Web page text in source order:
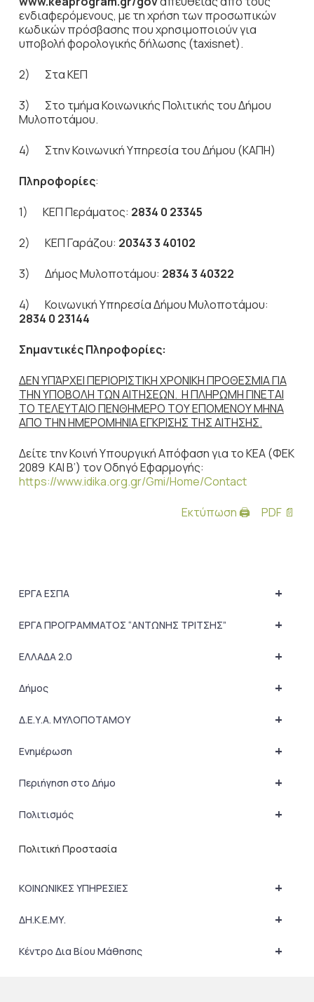
ενδιαφερόμενους, με τη χρήση των προσωπικών
κωδικών πρόσβασης που χρησιμοποιούν για
υποβολή φορολογικής δήλωσης (taxisnet).
2) Στα ΚΕΠ
3) Στο τμήμα Κοινωνικής Πολιτικής του Δήμου
Μυλοποτάμου.
4) Στην Κοινωνική Υπηρεσία του Δήμου (ΚΑΠΗ)
Πληροφορίες:
1) ΚΕΠ Περάματος: 2834 0 23345
2) ΚΕΠ Γαράζου: 20343 3 40102
3) Δήμος Μυλοποτάμου: 2834 3 40322
4) Κοινωνική Υπηρεσία Δήμου Μυλοποτάμου:
2834 0 23144
Σημαντικές Πληροφορίες:
ΔΕΝ ΥΠΆΡΧΕΙ ΠΕΡΙΟΡΙΣΤΙΚΗ ΧΡΟΝΙΚΗ ΠΡΟΘΕΣΜΙΑ ΓΙΑ
ΤΗΝ ΥΠΟΒΟΛΗ ΤΩΝ ΑΙΤΗΣΕΩΝ. Η ΠΛΗΡΩΜΗ ΓΙΝΕΤΑΙ
ΤΟ ΤΕΛΕΥΤΑΙΟ ΠΕΝΘΗΜΕΡΟ ΤΟΥ ΕΠΟΜΕΝΟΥ ΜΗΝΑ
ΑΠΟ ΤΗΝ ΗΜΕΡΟΜΗΝΙΑ ΕΓΚΡΙΣΗΣ ΤΗΣ ΑΙΤΗΣΗΣ.
Δείτε την Κοινή Υπουργική Απόφαση για το ΚΕΑ (ΦΕΚ
2089 KAI Β’) τον Οδηγό Εφαρμογής:
https://www.idika.org.gr/Gmi/Home/Contact
Εκτύπωση 🖨
PDF 📄
+
ΕΡΓΑ ΕΣΠΑ
+
ΕΡΓΑ ΠΡΟΓΡΑΜΜΑΤΟΣ “ΑΝΤΩΝΗΣ ΤΡΙΤΣΗΣ”
+
ΕΛΛΑΔΑ 2.0
+
Δήμος
+
Δ.Ε.Υ.Α. ΜΥΛΟΠΟΤΑΜΟΥ
+
Ενημέρωση
+
Περιήγηση στο Δήμο
+
Πολιτισμός
Πολιτική Προστασία
+
ΚΟΙΝΩΝΙΚΕΣ ΥΠΗΡΕΣΙΕΣ
+
ΔΗ.Κ.Ε.ΜΥ.
+
Κέντρο Δια Βίου Μάθησης